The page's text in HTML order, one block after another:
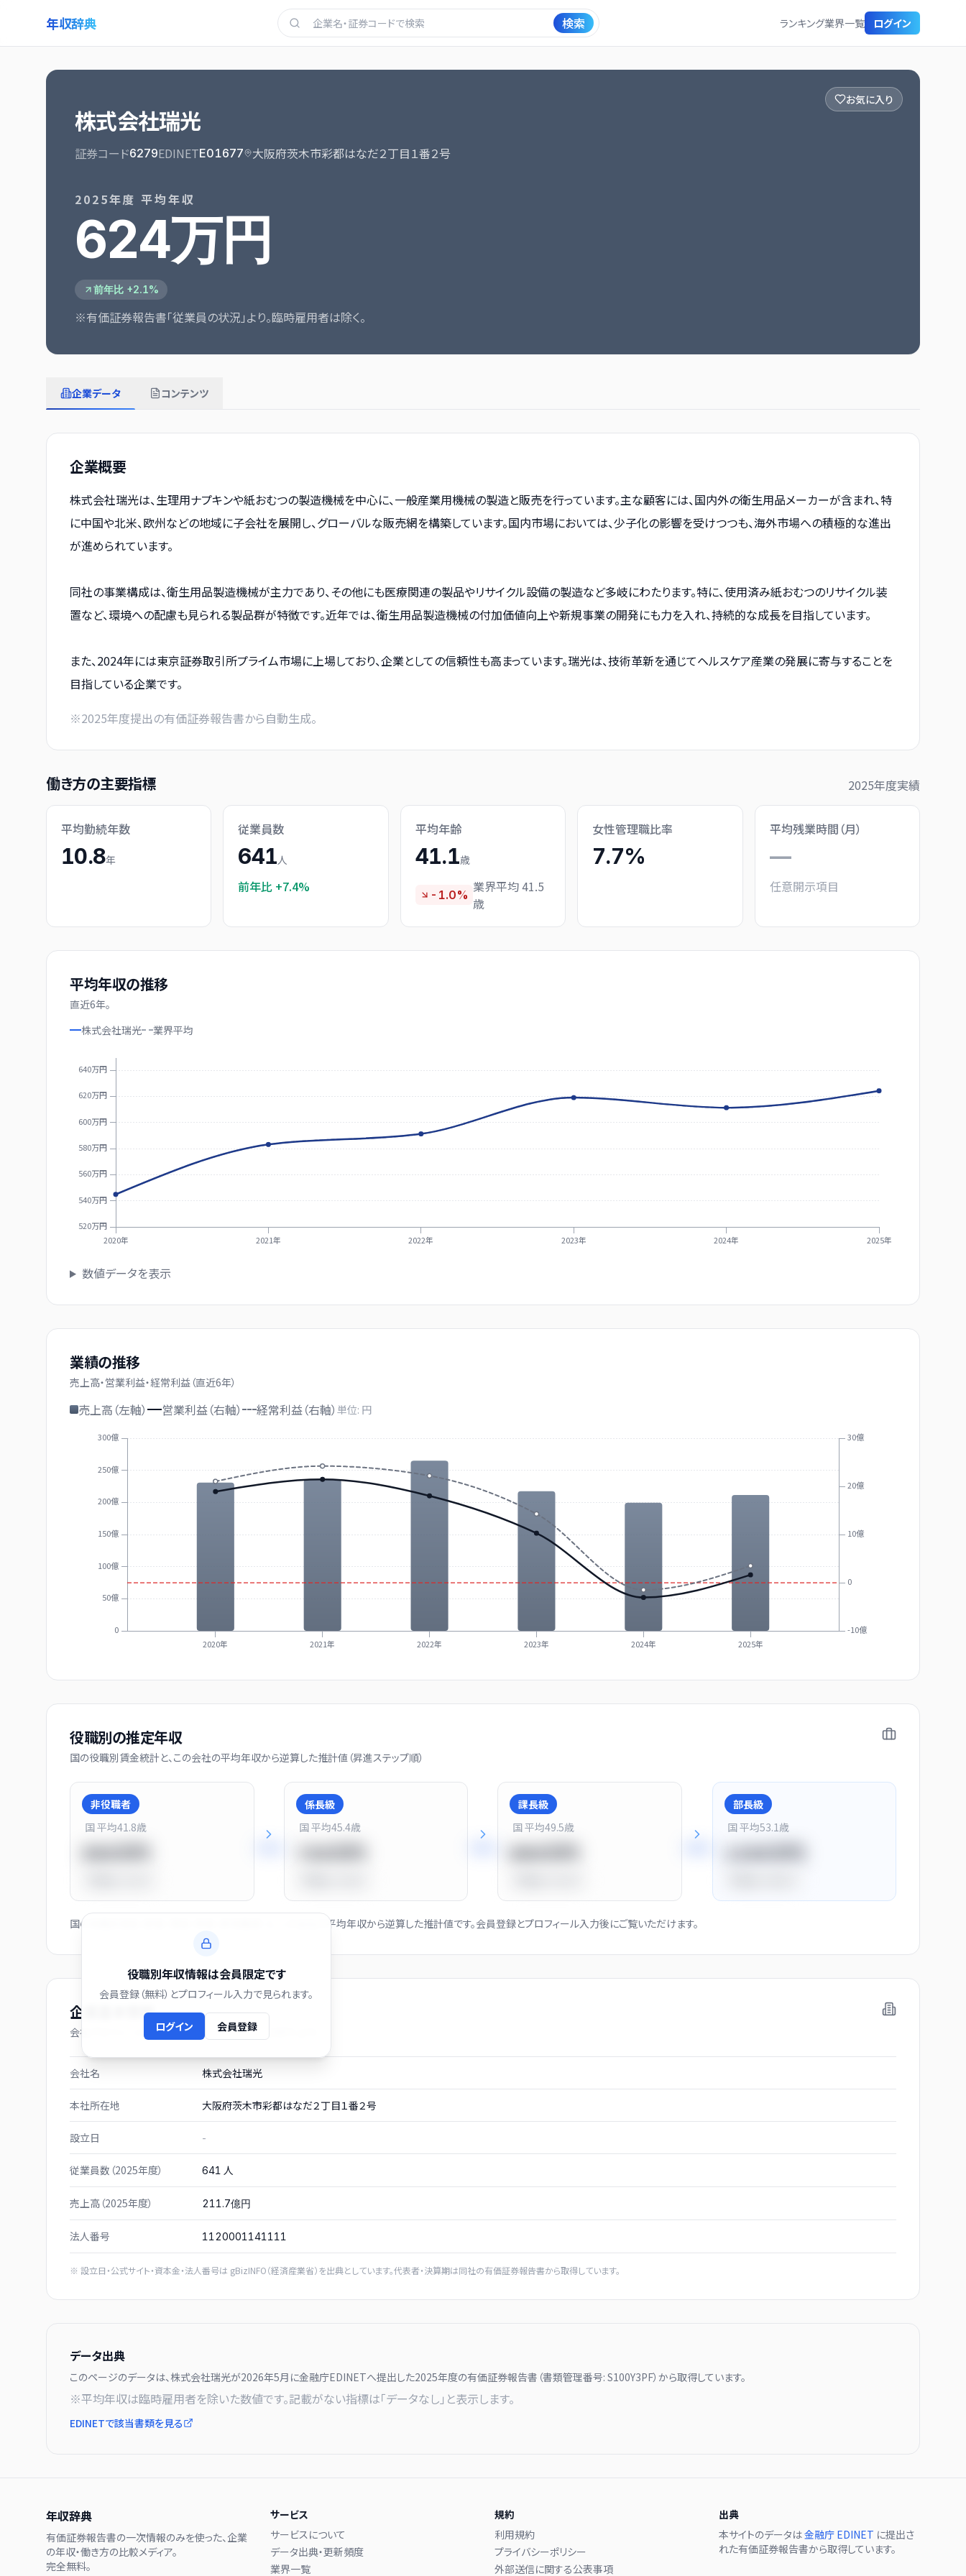
年収辞典 検索 ランキング業界一覧 ログイン
お気に入り
株式会社瑞光
証券コード6279EDINETE01677 大阪府茨木市彩都はなだ２丁目１番２号
2025年度 平均年収
624万円
前年比 +2.1%
※有価証券報告書「従業員の状況」より。臨時雇用者は除く。
企業データ コンテンツ
企業概要
株式会社瑞光は、生理用ナプキンや紙おむつの製造機械を中心に、一般産業用機械の製造と販売を行っています。主な顧客には、国内外の衛生用品メーカーが含まれ、特
に中国や北米、欧州などの地域に子会社を展開し、グローバルな販売網を構築しています。国内市場においては、少子化の影響を受けつつも、海外市場への積極的な進出
が進められています。
同社の事業構成は、衛生用品製造機械が主力であり、その他にも医療関連の製品やリサイクル設備の製造など多岐にわたります。特に、使用済み紙おむつのリサイクル装
置など、環境への配慮も見られる製品群が特徴です。近年では、衛生用品製造機械の付加価値向上や新規事業の開発にも力を入れ、持続的な成長を目指しています。
また、2024年には東京証券取引所プライム市場に上場しており、企業としての信頼性も高まっています。瑞光は、技術革新を通じてヘルスケア産業の発展に寄与することを
目指している企業です。
※2025年度提出の有価証券報告書から自動生成。
働き方の主要指標 2025年度実績
平均勤続年数
10.8年
従業員数
641人
前年比 +7.4%
平均年齢
41.1歳
-1.0% 業界平均 41.5
歳
女性管理職比率
7.7%
平均残業時間（月）
—
任意開示項目
平均年収の推移
直近6年。
株式会社瑞光
業界平均
520万円
540万円
560万円
580万円
600万円
620万円
640万円
2020年 2021年 2022年 2023年 2024年 2025年
数値データを表示
業績の推移
売上高・営業利益・経常利益（直近6年）
売上高（左軸） 営業利益（右軸） 経常利益（右軸） 単位: 円
0
50億
100億
150億
200億
250億
300億
-10億
0
10億
20億
30億
2020年 2021年 2022年 2023年 2024年 2025年
役職別の推定年収
国の役職別賃金統計と、この会社の平均年収から逆算した推計値（昇進ステップ順）
非役職者
国 平均41.8歳
係長級
国 平均45.4歳
課長級
国 平均49.5歳
部長級
国 平均53.1歳
役職別年収情報は会員限定です
会員登録（無料）とプロフィール入力で見られます。
ログイン 会員登録
国の役職別賃金（部長・課長・係長・非役職者）と、この会社の平均年収から逆算した推計値です。会員登録とプロフィール入力後にご覧いただけます。
企業基本情報
会社プロフィール（有価証券報告書および gBizINFO より）
会社名 株式会社瑞光
本社所在地 大阪府茨木市彩都はなだ２丁目１番２号
設立日 -
従業員数（2025年度） 641 人
売上高（2025年度） 211.7億円
法人番号 1120001141111
※ 設立日・公式サイト・資本金・法人番号は gBizINFO（経済産業省）を出典としています。代表者・決算期は同社の有価証券報告書から取得しています。
データ出典
このページのデータは、株式会社瑞光が2026年5月に金融庁EDINETへ提出した2025年度の有価証券報告書（書類管理番号: S100Y3PF）から取得しています。
※平均年収は臨時雇用者を除いた数値です。記載がない指標は「データなし」と表示します。
EDINETで該当書類を見る
年収辞典
有価証券報告書の一次情報のみを使った、企業
の年収・働き方の比較メディア。
完全無料。
サービス
サービスについて
データ出典・更新頻度
業界一覧
規約
利用規約
プライバシーポリシー
外部送信に関する公表事項
出典
本サイトのデータは金融庁 EDINET に提出さ
れた有価証券報告書から取得しています。